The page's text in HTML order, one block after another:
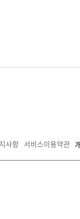
사항 서비스이용약관